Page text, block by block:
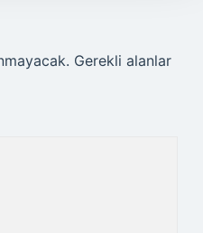
Gerekli alanlar